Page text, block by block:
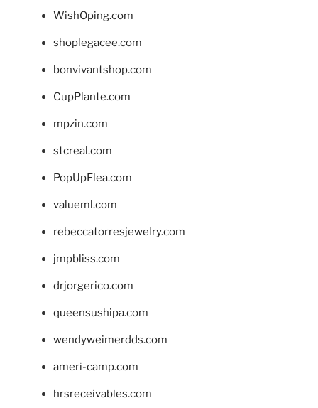
WishOping.com
shoplegacee.com
bonvivantshop.com
CupPlante.com
mpzin.com
stcreal.com
PopUpFlea.com
valueml.com
rebeccatorresjewelry.com
jmpbliss.com
drjorgerico.com
queensushipa.com
wendyweimerdds.com
ameri-camp.com
hrsreceivables.com